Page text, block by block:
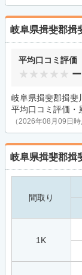
岐阜県揖斐郡揖
平均口コミ評価
ー
岐阜県揖斐郡揖斐
平均口コミ評価・
（2026年08月09日時
岐阜県揖斐郡揖
間取り
1K